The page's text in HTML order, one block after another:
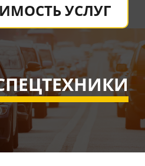
УСЛУГ